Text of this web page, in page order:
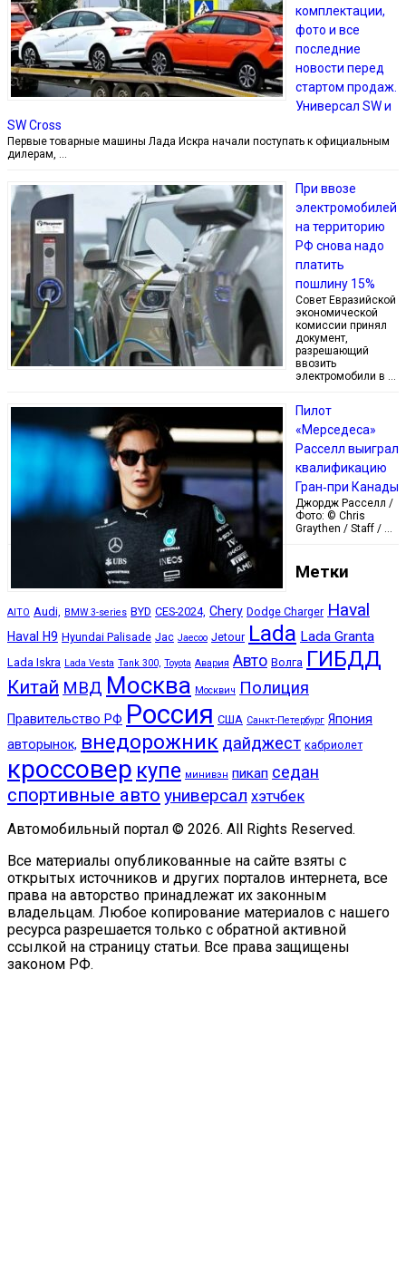
комплектации,
фото и все
последние
новости перед
стартом продаж.
Универсал SW и
SW Cross
Первые товарные машины Лада Искра начали поступать к официальным
дилерам, …
При ввозе
электромобилей
на территорию
РФ снова надо
платить
пошлину 15%
Совет Евразийской
экономической
комиссии принял
документ,
разрешающий
ввозить
электромобили в …
Пилот
«Мерседеса»
Расселл выиграл
квалификацию
Гран‑при Канады
Джордж Расселл /
Фото: © Chris
Graythen / Staff / …
Метки
AITO Audi, BMW 3-series BYD CES-2024, Chery Dodge Charger Haval
Haval H9 Hyundai Palisade Jac Jaecoo Jetour Lada Lada Granta
Lada Iskra Lada Vesta Tank 300, Toyota Авария Авто Волга ГИБДД
Китай МВД Москва Москвич Полиция
Правительство РФ Россия США Санкт-Петербург Япония
авторынок, внедорожник дайджест кабриолет
кроссовер купе минивэн пикап седан
спортивные авто универсал хэтчбек
Автомобильный портал © 2026. All Rights Reserved.
Все материалы опубликованные на сайте взяты с
открытых источников и других порталов интернета, все
права на авторство принадлежат их законным
владельцам. Любое копирование материалов с нашего
ресурса разрешается только с обратной активной
ссылкой на страницу статьи. Все права защищены
законом РФ.